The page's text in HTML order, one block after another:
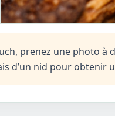
prenez une photo à
d’un nid pour obtenir